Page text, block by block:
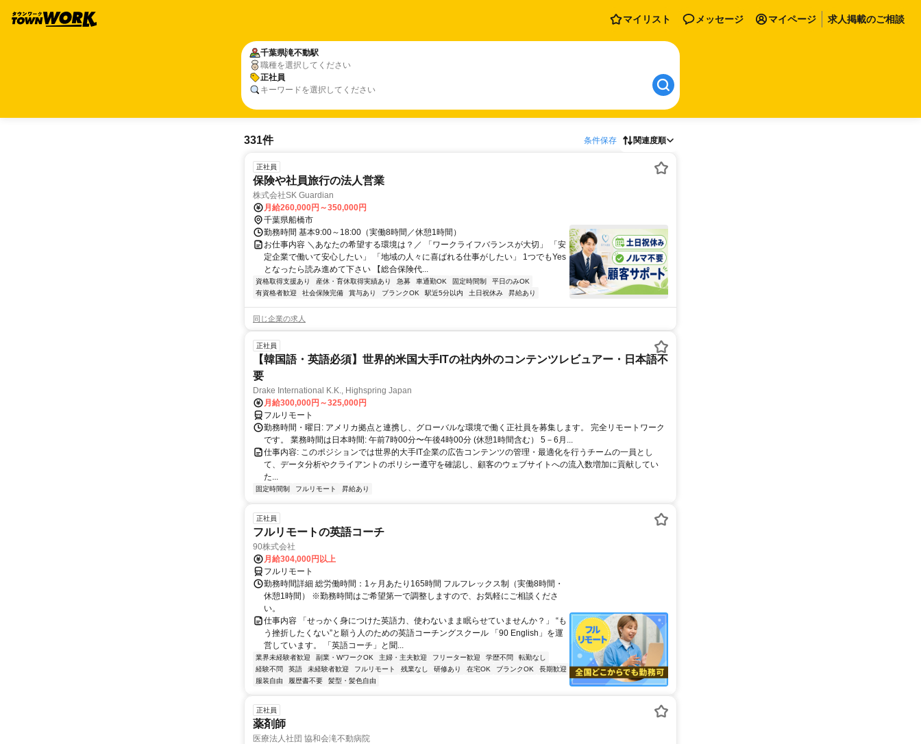
マイリスト メッセージ マイページ 求人掲載のご相談
千葉県滝不動駅
職種を選択してください
正社員
キーワードを選択してください
331件 条件保存 関連度順
正社員
保険や社員旅行の法人営業
株式会社SK Guardian
月給260,000円～350,000円
千葉県船橋市
勤務時間 基本9:00～18:00（実働8時間／休憩1時間）
お仕事内容 ＼あなたの希望する環境は？／ 「ワークライフバランスが大切」 「安
定企業で働いて安心したい」 「地域の人々に喜ばれる仕事がしたい」 1つでもYes
となったら読み進めて下さい 【総合保険代...
資格取得支援あり 産休・育休取得実績あり 急募 車通勤OK 固定時間制
平日のみOK
有資格者歓迎
社会保険完備 賞与あり ブランクOK 駅近5分以内 土日祝休み 昇給あり
同じ企業の求人
正社員
【韓国語・英語必須】世界的米国大手ITの社内外のコンテンツレビュアー・日本語不
要
Drake International K.K., Highspring Japan
月給300,000円～325,000円
フルリモート
勤務時間・曜日: アメリカ拠点と連携し、グローバルな環境で働く正社員を募集します。 完全リモートワーク
です。 業務時間は日本時間: 午前7時00分〜午後4時00分 (休憩1時間含む） 5－6月...
仕事内容: このポジションでは世界的大手IT企業の広告コンテンツの管理・最適化を行うチームの一員とし
て、データ分析やクライアントのポリシー遵守を確認し、顧客のウェブサイトへの流入数増加に貢献してい
た...
固定時間制 フルリモート 昇給あり
正社員
フルリモートの英語コーチ
90株式会社
月給304,000円以上
フルリモート
勤務時間詳細 総労働時間：1ヶ月あたり165時間 フルフレックス制（実働8時間・
休憩1時間） ※勤務時間はご希望第一で調整しますので、お気軽にご相談くださ
い。
仕事内容 「せっかく身につけた英語力、使わないまま眠らせていませんか？」 “も
う挫折したくない”と願う人のための英語コーチングスクール 「90 English」を運
営しています。 「英語コーチ」と聞...
業界未経験者歓迎 副業・WワークOK 主婦・主夫歓迎 フリーター歓迎 学歴不問
転勤なし
経験不問
英語 未経験者歓迎 フルリモート 残業なし 研修あり 在宅OK ブランクOK
長期歓迎
服装自由
履歴書不要 髪型・髪色自由
正社員
薬剤師
医療法人社団 協和会滝不動病院